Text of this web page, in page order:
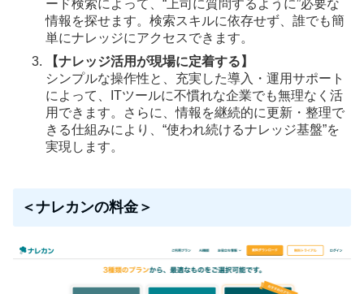
ード検索によって、“上司に質問するように”必要な
情報を探せます。検索スキルに依存せず、誰でも簡
単にナレッジにアクセスできます。
【ナレッジ活用が現場に定着する】
シンプルな操作性と、充実した導入・運用サポート
によって、ITツールに不慣れな企業でも無理なく活
用できます。さらに、情報を継続的に更新・整理で
きる仕組みにより、“使われ続けるナレッジ基盤”を
実現します。
＜ナレカンの料金＞